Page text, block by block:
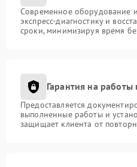
Современное оборудование
экспресс-диагностику и
сроки, минимизируя время
Гарантия на работы
Предоставляется
выполненные работы и
защищает клиента от